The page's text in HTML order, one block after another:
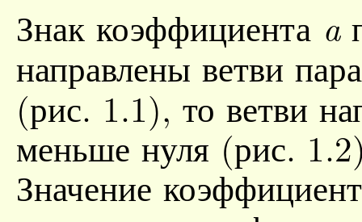
Знак коэффициента a
направлены ветви
(рис. 1.1), то ветви
меньше нуля (рис.
Значение